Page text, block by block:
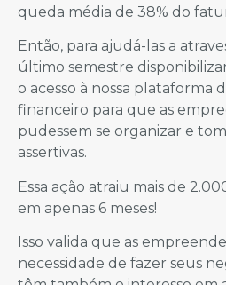
queda média de 38% do
Então, para ajudá-las a
último semestre
o acesso à nossa plataforma
financeiro para que as
pudessem se organizar e
assertivas.
Essa ação atraiu mais de
em apenas 6 meses!
Isso valida que as
necessidade de fazer seus